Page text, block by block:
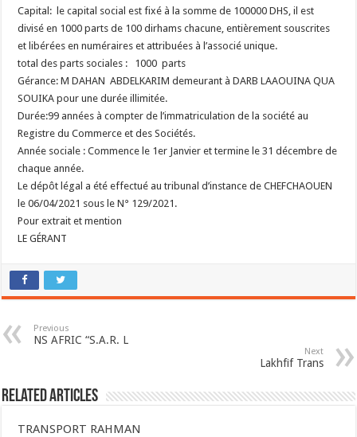
Capital: le capital social est fixé à la somme de 100000 DHS, il est
divisé en 1000 parts de 100 dirhams chacune, entièrement souscrites
et libérées en numéraires et attribuées à l’associé unique.
total des parts sociales : 1000 parts
Gérance: M DAHAN ABDELKARIM demeurant à DARB LAAOUINA QUA
SOUIKA pour une durée illimitée.
Durée:99 années à compter de l’immatriculation de la société au
Registre du Commerce et des Sociétés.
Année sociale : Commence le 1er Janvier et termine le 31 décembre de
chaque année.
Le dépôt légal a été effectué au tribunal d’instance de CHEFCHAOUEN
le 06/04/2021 sous le N° 129/2021.
Pour extrait et mention
LE GÉRANT
Previous
NS AFRIC “S.A.R. L
Next
Lakhfif Trans
Related Articles
TRANSPORT RAHMAN